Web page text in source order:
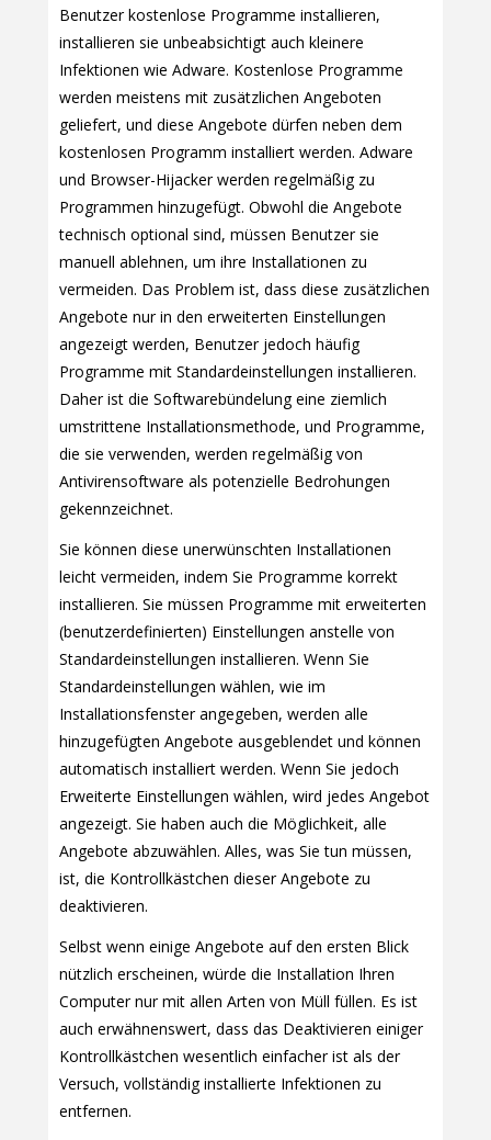
Benutzer kostenlose Programme installieren,
installieren sie unbeabsichtigt auch kleinere
Infektionen wie Adware. Kostenlose Programme
werden meistens mit zusätzlichen Angeboten
geliefert, und diese Angebote dürfen neben dem
kostenlosen Programm installiert werden. Adware
und Browser-Hijacker werden regelmäßig zu
Programmen hinzugefügt. Obwohl die Angebote
technisch optional sind, müssen Benutzer sie
manuell ablehnen, um ihre Installationen zu
vermeiden. Das Problem ist, dass diese zusätzlichen
Angebote nur in den erweiterten Einstellungen
angezeigt werden, Benutzer jedoch häufig
Programme mit Standardeinstellungen installieren.
Daher ist die Softwarebündelung eine ziemlich
umstrittene Installationsmethode, und Programme,
die sie verwenden, werden regelmäßig von
Antivirensoftware als potenzielle Bedrohungen
gekennzeichnet.
Sie können diese unerwünschten Installationen
leicht vermeiden, indem Sie Programme korrekt
installieren. Sie müssen Programme mit erweiterten
(benutzerdefinierten) Einstellungen anstelle von
Standardeinstellungen installieren. Wenn Sie
Standardeinstellungen wählen, wie im
Installationsfenster angegeben, werden alle
hinzugefügten Angebote ausgeblendet und können
automatisch installiert werden. Wenn Sie jedoch
Erweiterte Einstellungen wählen, wird jedes Angebot
angezeigt. Sie haben auch die Möglichkeit, alle
Angebote abzuwählen. Alles, was Sie tun müssen,
ist, die Kontrollkästchen dieser Angebote zu
deaktivieren.
Selbst wenn einige Angebote auf den ersten Blick
nützlich erscheinen, würde die Installation Ihren
Computer nur mit allen Arten von Müll füllen. Es ist
auch erwähnenswert, dass das Deaktivieren einiger
Kontrollkästchen wesentlich einfacher ist als der
Versuch, vollständig installierte Infektionen zu
entfernen.